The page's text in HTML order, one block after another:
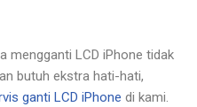
mengganti LCD iPhone tidak
butuh ekstra hati-hati,
ganti LCD iPhone di kami.